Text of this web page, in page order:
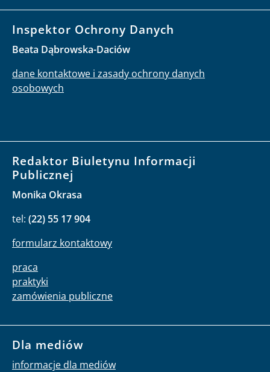
Inspektor Ochrony Danych
Beata Dąbrowska-Daciów
dane kontaktowe i zasady ochrony danych
osobowych
Redaktor Biuletynu Informacji
Publicznej
Monika Okrasa
tel: (22) 55 17 904
formularz kontaktowy
praca
praktyki
zamówienia publiczne
Dla mediów
informacje dla mediów